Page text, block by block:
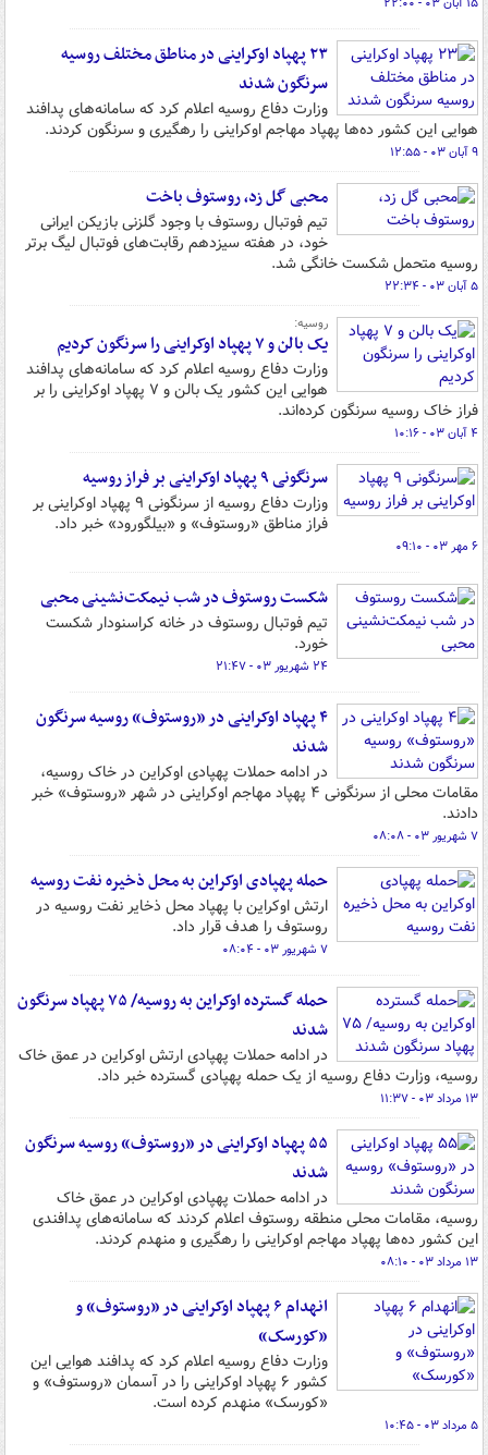
۲۳ پهپاد اوکراینی در مناطق مختلف روسیه
سرنگون شدند
وزارت دفاع روسیه اعلام کرد که سامانه‌های پدافند
هوایی این کشور ده‌ها پهپاد مهاجم اوکراینی را رهگیری و سرنگون کردند.
۹ آبان ۰۳ - ۱۲:۵۵
محبی گل زد، روستوف باخت
تیم فوتبال روستوف با وجود گلزنی بازیکن ایرانی
خود، در هفته سیزدهم رقابت‌های فوتبال لیگ برتر
روسیه متحمل شکست خانگی شد.
۵ آبان ۰۳ - ۲۲:۳۴
روسیه:
یک بالن و ۷ پهپاد اوکراینی را سرنگون کردیم
وزارت دفاع روسیه اعلام کرد که سامانه‌های پدافند
هوایی این کشور یک بالن و ۷ پهپاد اوکراینی را بر
فراز خاک روسیه سرنگون کرده‌اند.
۴ آبان ۰۳ - ۱۰:۱۶
سرنگونی ۹ پهپاد اوکراینی بر فراز روسیه
وزارت دفاع روسیه از سرنگونی ۹ پهپاد اوکراینی بر
فراز مناطق «روستوف» و «بیلگورود» خبر داد.
۶ مهر ۰۳ - ۰۹:۱۰
شکست روستوف در شب نیمکت‌نشینی محبی
تیم فوتبال روستوف در خانه کراسنودار شکست
خورد.
۲۴ شهریور ۰۳ - ۲۱:۴۷
۴ پهپاد اوکراینی در «روستوف» روسیه سرنگون
شدند
در ادامه حملات پهپادی اوکراین در خاک روسیه،
مقامات محلی از سرنگونی ۴ پهپاد مهاجم اوکراینی در شهر «روستوف» خبر
دادند.
۷ شهریور ۰۳ - ۰۸:۰۸
حمله پهپادی اوکراین به محل ذخیره نفت روسیه
ارتش اوکراین با پهپاد محل ذخایر نفت روسیه در
روستوف را هدف قرار داد.
۷ شهریور ۰۳ - ۰۸:۰۴
حمله گسترده اوکراین به روسیه/ ۷۵ پهپاد سرنگون
شدند
در ادامه حملات پهپادی ارتش اوکراین در عمق خاک
روسیه، وزارت دفاع روسیه از یک حمله پهپادی گسترده خبر داد.
۱۳ مرداد ۰۳ - ۱۱:۳۷
۵۵ پهپاد اوکراینی در «روستوف» روسیه سرنگون
شدند
در ادامه حملات پهپادی اوکراین در عمق خاک
روسیه، مقامات محلی منطقه روستوف اعلام کردند که سامانه‌های پدافندی
این کشور ده‌ها پهپاد مهاجم اوکراینی را رهگیری و منهدم کردند.
۱۳ مرداد ۰۳ - ۰۸:۱۰
انهدام ۶ پهپاد اوکراینی در «روستوف» و
«کورسک»
وزارت دفاع روسیه اعلام کرد که پدافند هوایی این
کشور ۶ پهپاد اوکراینی را در آسمان «روستوف» و
«کورسک» منهدم کرده است.
۵ مرداد ۰۳ - ۱۰:۴۵